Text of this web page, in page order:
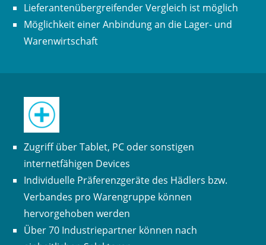
Lieferantenübergreifender Vergleich ist möglich
Möglichkeit einer Anbindung an die Lager- und
Warenwirtschaft
Zugriff über Tablet, PC oder sonstigen
internetfähigen Devices
Individuelle Präferenzgeräte des Hädlers bzw.
Verbandes pro Warengruppe können
hervorgehoben werden
Über 70 Industriepartner können nach